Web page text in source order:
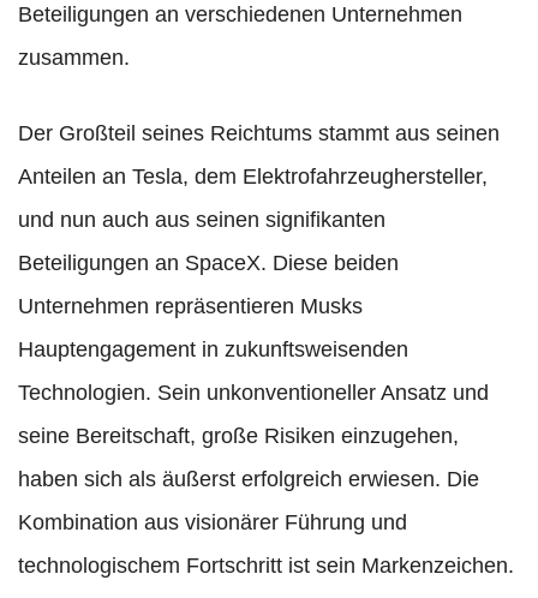
Beteiligungen an verschiedenen Unternehmen
zusammen.
Der Großteil seines Reichtums stammt aus seinen
Anteilen an Tesla, dem Elektrofahrzeughersteller,
und nun auch aus seinen signifikanten
Beteiligungen an SpaceX. Diese beiden
Unternehmen repräsentieren Musks
Hauptengagement in zukunftsweisenden
Technologien. Sein unkonventioneller Ansatz und
seine Bereitschaft, große Risiken einzugehen,
haben sich als äußerst erfolgreich erwiesen. Die
Kombination aus visionärer Führung und
technologischem Fortschritt ist sein Markenzeichen.